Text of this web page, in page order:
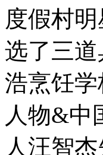
度假村
选了三
浩烹饪
人物&中
人汪智